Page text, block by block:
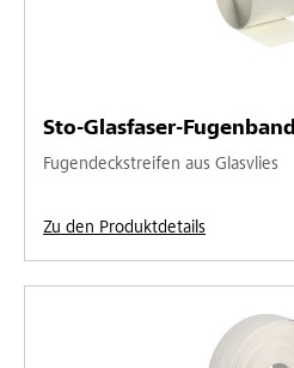
Sto-Glasfaser-Fugenband
Fugendeckstreifen aus Glasvlies
Zu den Produktdetails